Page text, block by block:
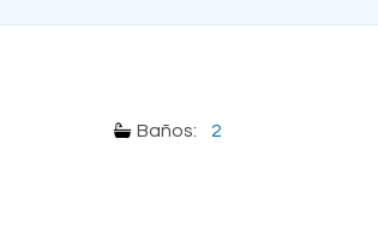
Baños: 2